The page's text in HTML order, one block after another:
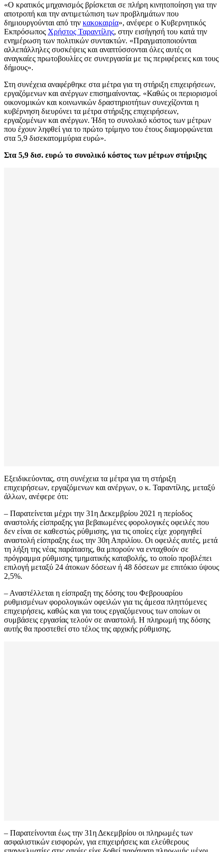
«Ο κρατικός μηχανισμός βρίσκεται σε πλήρη κινητοποίηση για την
αποτροπή και την αντιμετώπιση των προβλημάτων που
δημιουργούνται από την κακοκαιρία», ανέφερε ο Kυβερνητικός
Eκπρόσωπος Χρήστος Ταραντίλης, στην εισήγησή του κατά την
ενημέρωση των πολιτικών συντακτών. «Πραγματοποιούνται
αλλεπάλληλες συσκέψεις και αναπτύσσονται όλες αυτές οι
αναγκαίες πρωτοβουλίες σε συνεργασία με τις περιφέρειες και τους
δήμους».
Στη συνέχεια αναφέρθηκε στα μέτρα για τη στήριξη επιχειρήσεων,
εργαζόμενων και ανέργων επισημαίνοντας. «Καθώς οι περιορισμοί
οικονομικών και κοινωνικών δραστηριοτήτων συνεχίζονται η
κυβέρνηση διευρύνει τα μέτρα στήριξης επιχειρήσεων,
εργαζομένων και ανέργων. Ήδη το συνολικό κόστος των μέτρων
που έχουν ληφθεί για το πρώτο τρίμηνο του έτους διαμορφώνεται
στα 5,9 δισεκατομμύρια ευρώ».
Στα 5,9 δισ. ευρώ το συνολικό κόστος των μέτρων στήριξης
Εξειδικεύοντας, στη συνέχεια τα μέτρα για τη στήριξη
επιχειρήσεων, εργαζόμενων και ανέργων, ο κ. Ταραντίλης, μεταξύ
άλλων, ανέφερε ότι:
– Παρατείνεται μέχρι την 31η Δεκεμβρίου 2021 η περίοδος
αναστολής είσπραξης για βεβαιωμένες φορολογικές οφειλές που
δεν είναι σε καθεστώς ρύθμισης, για τις οποίες είχε χορηγηθεί
αναστολή είσπραξης έως την 30η Απριλίου. Οι οφειλές αυτές, μετά
τη λήξη της νέας παράτασης, θα μπορούν να ενταχθούν σε
πρόγραμμα ρύθμισης τμηματικής καταβολής, το οποίο προβλέπει
επιλογή μεταξύ 24 άτοκων δόσεων ή 48 δόσεων με επιτόκιο ύψους
2,5%.
– Αναστέλλεται η είσπραξη της δόσης του Φεβρουαρίου
ρυθμισμένων φορολογικών οφειλών για τις άμεσα πληττόμενες
επιχειρήσεις, καθώς και για τους εργαζόμενους των οποίων οι
συμβάσεις εργασίας τελούν σε αναστολή. Η πληρωμή της δόσης
αυτής θα προστεθεί στο τέλος της αρχικής ρύθμισης.
– Παρατείνονται έως την 31η Δεκεμβρίου οι πληρωμές των
ασφαλιστικών εισφορών, για επιχειρήσεις και ελεύθερους